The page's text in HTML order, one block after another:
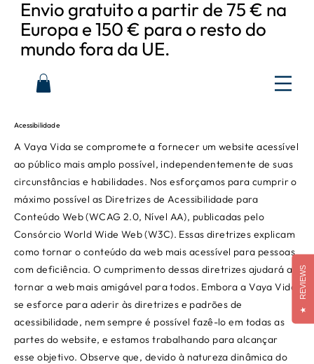
Envio gratuito a partir de 75 € na
Europa e 150 € para o resto do
mundo fora da UE.
Acessibilidade
A Vaya Vida se compromete a fornecer um website acessível
ao público mais amplo possível, independentemente de suas
circunstâncias e habilidades. Nos esforçamos para cumprir o
máximo possível as Diretrizes de Acessibilidade para
Conteúdo Web (WCAG 2.0, Nível AA), publicadas pelo
Consórcio World Wide Web (W3C). Essas diretrizes explicam
como tornar o conteúdo da web mais acessível para pessoas
com deficiência. O cumprimento dessas diretrizes ajudará a
tornar a web mais amigável para todos. Embora a Vaya Vida
se esforce para aderir às diretrizes e padrões de
acessibilidade, nem sempre é possível fazê-lo em todas as
partes do website, e estamos trabalhando para alcançar
esse objetivo. Observe que, devido à natureza dinâmica do
★
REVIEWS